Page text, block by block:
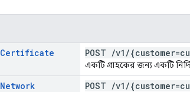
Certificate POST /v1 /
একটি গ্রাহকের জন্য একটি
Network POST /v1 /